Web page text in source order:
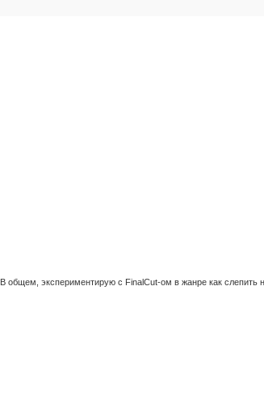
В общем, экспериментирую с FinalCut-ом в жанре как слепить